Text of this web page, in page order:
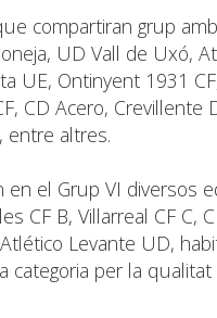
compartiran grup
UD Vall de Uxó,
UE, Ontinyent 1931
CD Acero, Crevillente
entre altres.
en el Grup VI diversos
CF B, Villarreal CF C,
Levante UD,
categoria per la